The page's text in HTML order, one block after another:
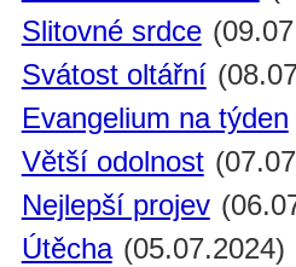
Slitovné srdce
Svátost oltářní
Evangelium na týden
Větší odolnost
Nejlepší projev
Útěcha (05.07.2024)